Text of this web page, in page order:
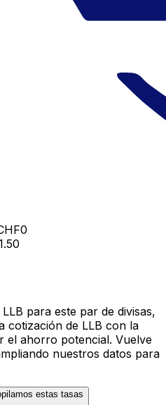
para este par de divisas,
cotización de LLB con la
el ahorro potencial. Vuelve
nuestros datos para
estas tasas